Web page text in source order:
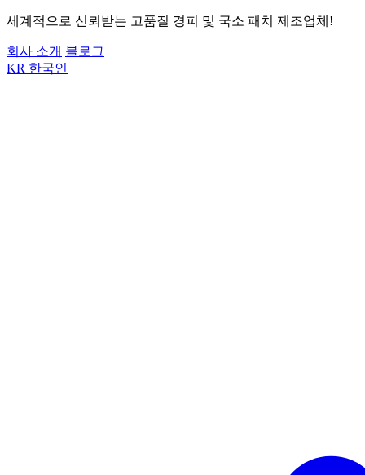
세계적으로 신뢰받는 고품질 경피 및 국소 패치 제조업체!
회사 소개 블로그
KR 한국인